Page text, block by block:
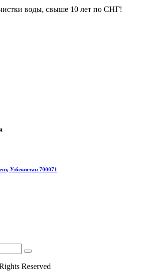
воды, свыше 10 лет по СНГ!
Узбекистан 700071
Reserved